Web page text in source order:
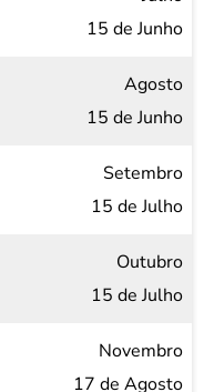
15 de Junho
Agosto
15 de Junho
Setembro
15 de Julho
Outubro
15 de Julho
Novembro
17 de Agosto